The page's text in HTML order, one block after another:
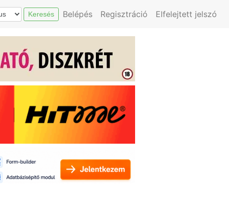
Keresés Belépés Regisztráció Elfelejtett jelszó